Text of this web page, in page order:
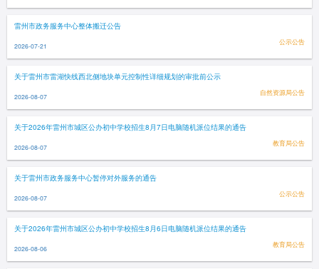
雷州市政务服务中心整体搬迁公告
2026-07-21 公示公告
关于雷州市雷湖快线西北侧地块单元控制性详细规划的审批前公示
2026-08-07 自然资源局公告
关于2026年雷州市城区公办初中学校招生8月7日电脑随机派位结果的通告
2026-08-07 教育局公告
关于雷州市政务服务中心暂停对外服务的通告
2026-08-07 公示公告
关于2026年雷州市城区公办初中学校招生8月6日电脑随机派位结果的通告
2026-08-06 教育局公告